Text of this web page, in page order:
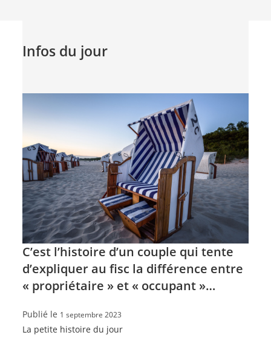
Infos du jour
C’est l’histoire d’un couple qui tente
d’expliquer au fisc la différence entre
« propriétaire » et « occupant »…
Publié le 1 septembre 2023
La petite histoire du jour